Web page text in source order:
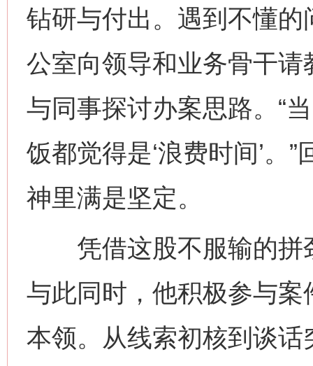
钻研与付出。遇到不懂
公室向领导和业务骨干
与同事探讨办案思路。“
饭都觉得是‘浪费时间’。
神里满是坚定。
凭借这股不服输的拼
与此同时，他积极参与
本领。从线索初核到谈